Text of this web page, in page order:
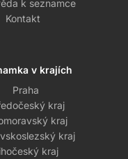
k seznamce
Kontakt
v krajích
Praha
kraj
kraj
kraj
kraj